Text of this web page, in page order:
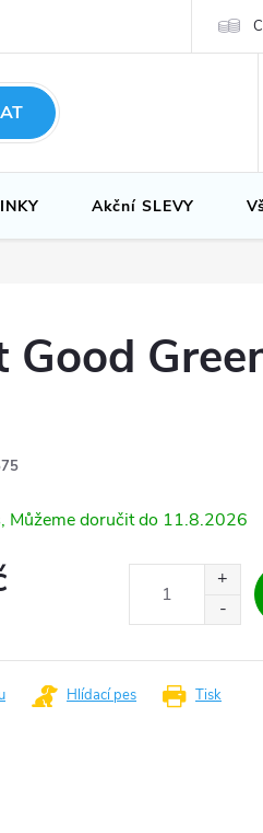
Akční SLEVY
Good
11.8.2026
Tisk
Hlídací pes